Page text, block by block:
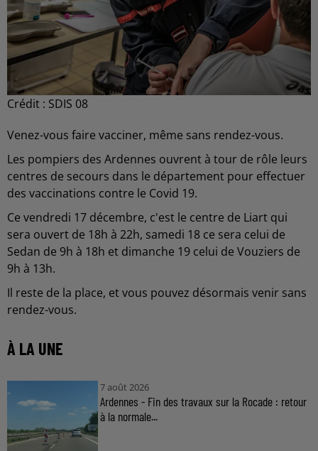
Crédit : SDIS 08
Venez-vous faire vacciner, même sans rendez-vous.
Les pompiers des Ardennes ouvrent à tour de rôle leurs
centres de secours dans le département pour effectuer
des vaccinations contre le Covid 19.
Ce vendredi 17 décembre, c'est le centre de Liart qui
sera ouvert de 18h à 22h, samedi 18 ce sera celui de
Sedan de 9h à 18h et dimanche 19 celui de Vouziers de
9h à 13h.
Il reste de la place, et vous pouvez désormais venir sans
rendez-vous.
À LA UNE
7 août 2026
Ardennes - Fin des travaux sur la Rocade : retour
à la normale...